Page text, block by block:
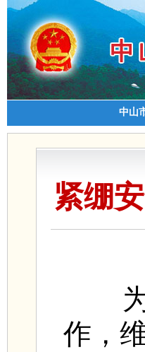
中山
紧绷
为
作，